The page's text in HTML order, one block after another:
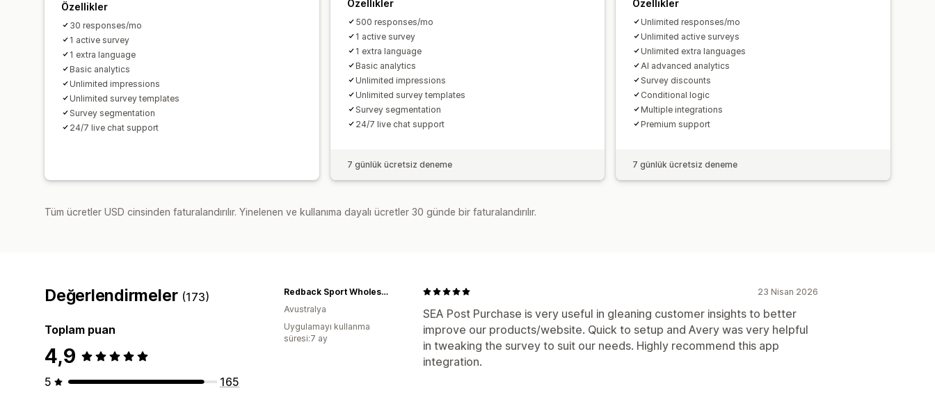
Özellikler
30 responses/mo
1 active survey
1 extra language
Basic analytics
Unlimited impressions
Unlimited survey templates
Survey segmentation
24/7 live chat support
Özellikler
500 responses/mo
1 active survey
1 extra language
Basic analytics
Unlimited impressions
Unlimited survey templates
Survey segmentation
24/7 live chat support
7 günlük ücretsiz deneme
Özellikler
Unlimited responses/mo
Unlimited active surveys
Unlimited extra languages
AI advanced analytics
Survey discounts
Conditional logic
Multiple integrations
Premium support
7 günlük ücretsiz deneme
Tüm ücretler USD cinsinden faturalandırılır. Yinelenen ve kullanıma dayalı ücretler 30 günde bir faturalandırılır.
Değerlendirmeler (173)
Toplam puan
4,9
5
165
23 Nisan 2026
SEA Post Purchase is very useful in gleaning customer insights to better
improve our products/website. Quick to setup and Avery was very helpful
in tweaking the survey to suit our needs. Highly recommend this app
integration.
Redback Sport Wholesale
Avustralya
Uygulamayı kullanma
süresi:7 ay